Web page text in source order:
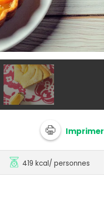
Imprimer
419 kcal/ personnes